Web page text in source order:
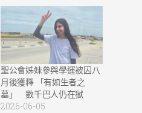
聖公會姊妹參與學運被囚八
月後獲釋 「有如生者之
墓」 數千巴人仍在獄
2026-06-05